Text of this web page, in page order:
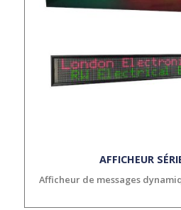
AFFICHEUR
Afficheur de messages